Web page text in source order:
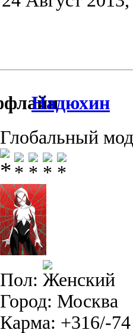
Надюхин
Глобальный
Пол:
Город: Москва
Карма: +316/-74